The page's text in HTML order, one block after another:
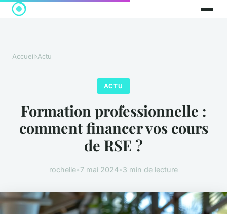
Accueil›Actu
ACTU
Formation professionnelle :
comment financer vos cours
de RSE ?
rochelle•7 mai 2024•3 min de lecture